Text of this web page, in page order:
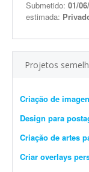
Submetido: 01/
estimada:
Projetos
Design para
Criação de artes
Criar overlays